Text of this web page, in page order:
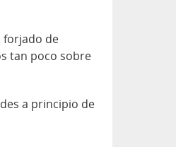
forjado de
tan poco sobre
a principio de